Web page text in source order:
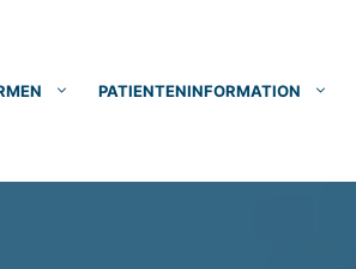
PATIENTENINFORMATION